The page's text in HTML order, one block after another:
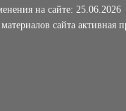
на сайте: 25.06.2026
сайта активная